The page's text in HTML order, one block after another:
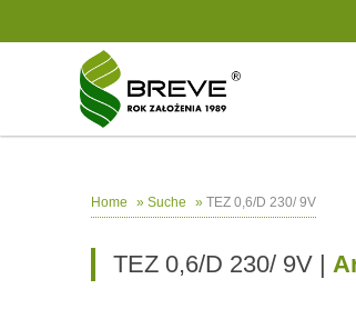
Home » Suche » TEZ 0,6/D 230/ 9V
TEZ 0,6/D 230/ 9V |